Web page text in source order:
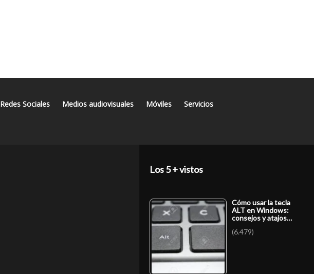
Redes Sociales Medios audiovisuales Móviles Servicios
Los 5 + vistos
Cómo usar la tecla
ALT en Windows:
consejos y atajos…
(6.479)